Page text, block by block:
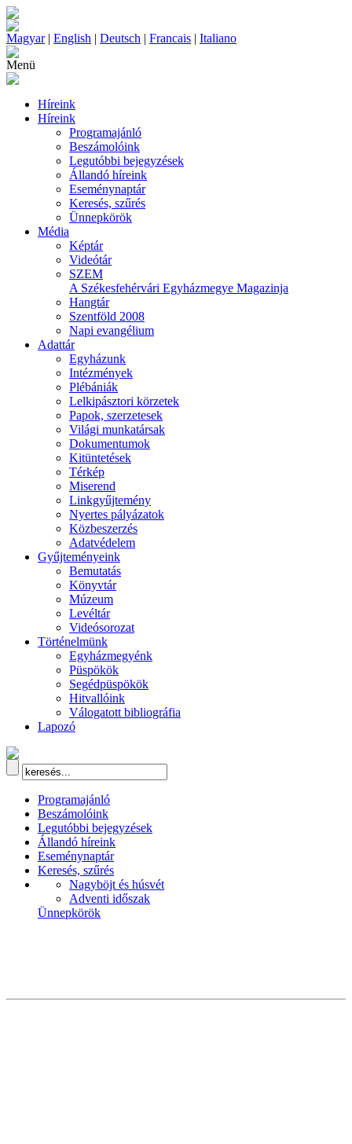
Magyar| English | Deutsch | Francais | Italiano
Menü
Híreink
Híreink
Programajánló
Beszámolóink
Legutóbbi bejegyzések
Állandó híreink
Eseménynaptár
Keresés, szűrés
Ünnepkörök
Média
Képtár
Videótár
SZEM
A Székesfehérvári Egyházmegye Magazinja
Hangtár
Szentföld 2008
Napi evangélium
Adattár
Egyházunk
Intézmények
Plébániák
Lelkipásztori körzetek
Papok, szerzetesek
Világi munkatársak
Dokumentumok
Kitüntetések
Térkép
Miserend
Linkgyűjtemény
Nyertes pályázatok
Közbeszerzés
Adatvédelem
Gyűjteményeink
Bemutatás
Könyvtár
Múzeum
Levéltár
Videósorozat
Történelmünk
Egyházmegyénk
Püspökök
Segédpüspökök
Hitvallóink
Válogatott bibliográfia
Lapozó
Programajánló
Beszámolóink
Legutóbbi bejegyzések
Állandó híreink
Eseménynaptár
Keresés, szűrés
Nagyböjt és húsvét
Adventi időszak
Ünnepkörök